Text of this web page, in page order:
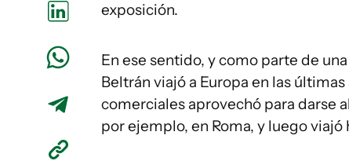
exposición.
En ese sentido, y como parte de
Beltrán viajó a Europa en las
comerciales aprovechó para darse
por ejemplo, en Roma, y luego viajó